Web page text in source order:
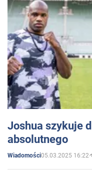
Joshua szykuje
absolutnego
Wiadomości05.03.2025 16:22